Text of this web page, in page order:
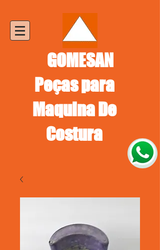
GOMESAN
Peças para
Maquina De
Costura